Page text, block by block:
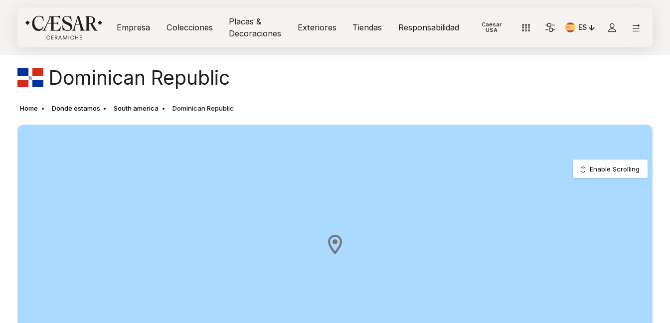
Empresa Colecciones
Placas &
Decoraciones
Exteriores Tiendas Responsabilidad Caesar
USA ES
Idioma actual: Italiano
Dominican Republic
Home Donde estamos South america Dominican Republic
Enable Scrolling